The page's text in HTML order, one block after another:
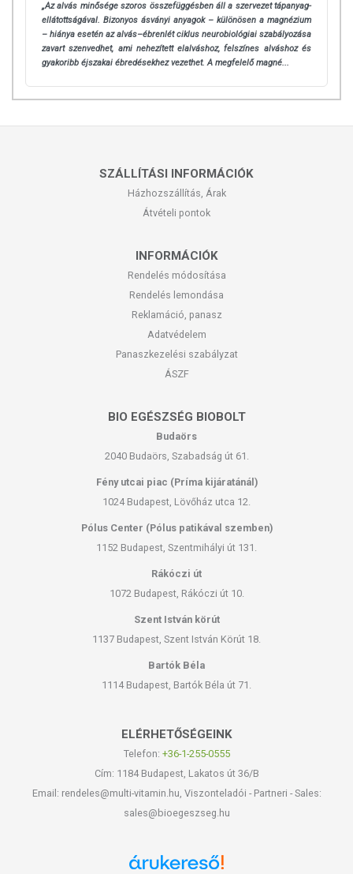
„Az alvás minősége szoros összefüggésben áll a szervezet tápanyag-
ellátottságával. Bizonyos ásványi anyagok – különösen a magnézium
– hiánya esetén az alvás–ébrenlét ciklus neurobiológiai szabályozása
zavart szenvedhet, ami nehezített elalváshoz, felszínes alváshoz és
gyakoribb éjszakai ébredésekhez vezethet. A megfelelő magné...
SZÁLLÍTÁSI INFORMÁCIÓK
Házhozszállítás, Árak
Átvételi pontok
INFORMÁCIÓK
Rendelés módosítása
Rendelés lemondása
Reklamáció, panasz
Adatvédelem
Panaszkezelési szabályzat
ÁSZF
BIO EGÉSZSÉG BIOBOLT
Budaörs
2040 Budaörs, Szabadság út 61.
Fény utcai piac (Príma kijáratánál)
1024 Budapest, Lövőház utca 12.
Pólus Center (Pólus patikával szemben)
1152 Budapest, Szentmihályi út 131.
Rákóczi út
1072 Budapest, Rákóczi út 10.
Szent István körút
1137 Budapest, Szent István Körút 18.
Bartók Béla
1114 Budapest, Bartók Béla út 71.
ELÉRHETŐSÉGEINK
Telefon: +36-1-255-0555
Cím: 1184 Budapest, Lakatos út 36/B
Email: rendeles@multi-vitamin.hu, Viszonteladói - Partneri - Sales:
sales@bioegeszseg.hu